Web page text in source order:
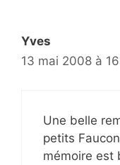
Yves
13 mai 2008 à
Une belle
petits
mémoire est